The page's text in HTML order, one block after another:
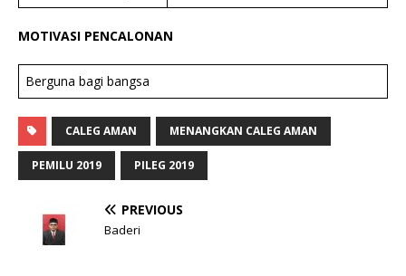
MOTIVASI PENCALONAN
Berguna bagi bangsa
CALEG AMAN MENANGKAN CALEG AMAN
PEMILU 2019 PILEG 2019
PREVIOUS
Baderi